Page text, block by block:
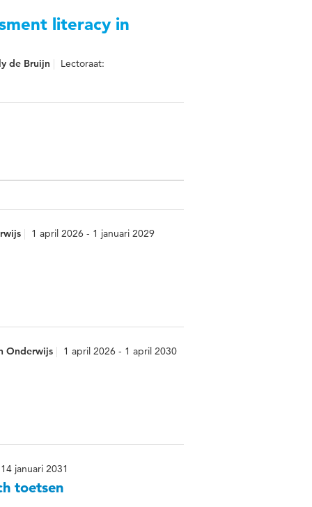
literacy in
de Bruijn Lectoraat:
1 april 2026 - 1 januari 2029
Onderwijs 1 april 2026 - 1 april 2030
januari 2031
toetsen